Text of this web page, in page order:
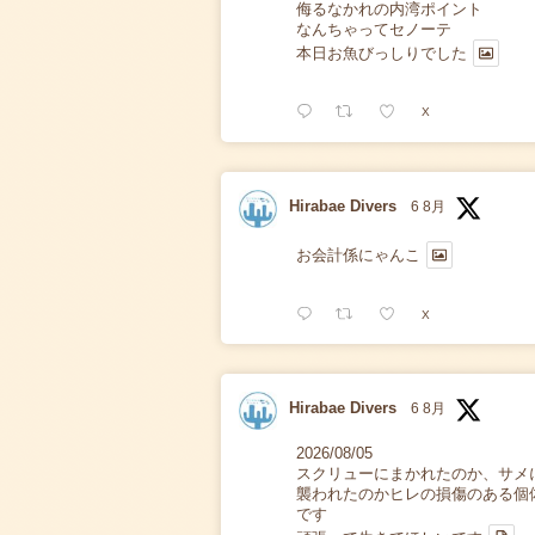
侮るなかれの内湾ポイント
なんちゃってセノーテ
本日お魚びっしりでした
X
Hirabae Divers 6 8月
お会計係にゃんこ
X
Hirabae Divers 6 8月
2026/08/05
スクリューにまかれたのか、サメ
襲われたのかヒレの損傷のある個
です